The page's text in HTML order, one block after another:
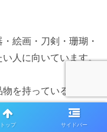
絵画・刀剣・珊瑚・
人に向いています。
を持っている人にも
トップ サイドバー